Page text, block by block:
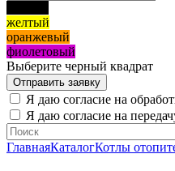
желтый
оранжевый
фиолетовый
Выберите черный квадрат
Я даю согласие на
Я даю согласие на
ГлавнаяКаталогКотлы